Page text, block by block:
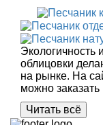
Экологичность
облицовки
на рынке. На
можно
Читать всё